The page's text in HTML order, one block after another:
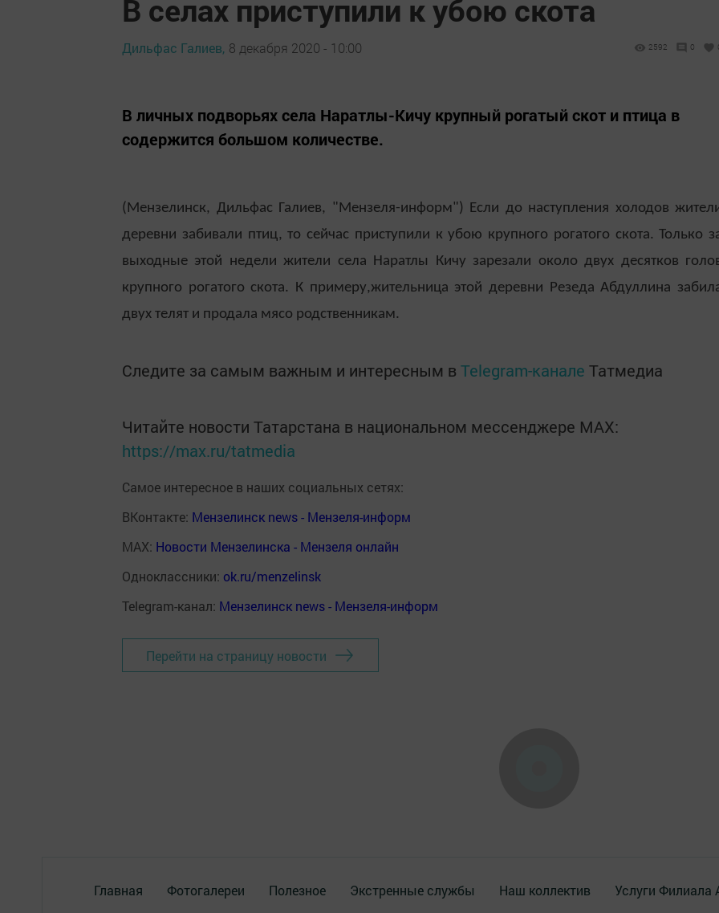
В селах приступили к убою скота
Дильфас Галиев, 8 декабря 2020 - 10:00 2592 0
В личных подворьях села Наратлы-Кичу крупный рогатый скот и птица в
содержится большом количестве.
(Мензелинск, Дильфас Галиев, "Мензеля-информ") Если до наступления холодов
деревни забивали птиц, то сейчас приступили к убою крупного рогатого скота. Только
выходные этой недели жители села Наратлы Кичу зарезали около двух десятков
крупного рогатого скота. К примеру,жительница этой деревни Резеда Абдуллина
двух телят и продала мясо родственникам.
Следите за самым важным и интересным в Telegram-канале Татмедиа
Читайте новости Татарстана в национальном мессенджере MАХ:
https://max.ru/tatmedia
Самое интересное в наших социальных сетях:
ВКонтакте: Мензелинск news - Мензеля-информ
MAX: Новости Мензелинска - Мензеля онлайн
Одноклассники: ok.ru/menzelinsk
Telegram-канал: Мензелинск news - Мензеля-информ
Перейти на страницу новости
Главная Фотогалереи Полезное Экстренные службы Наш коллектив Услуги